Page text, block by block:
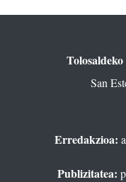
San
Erredakzioa:
Publizitatea: